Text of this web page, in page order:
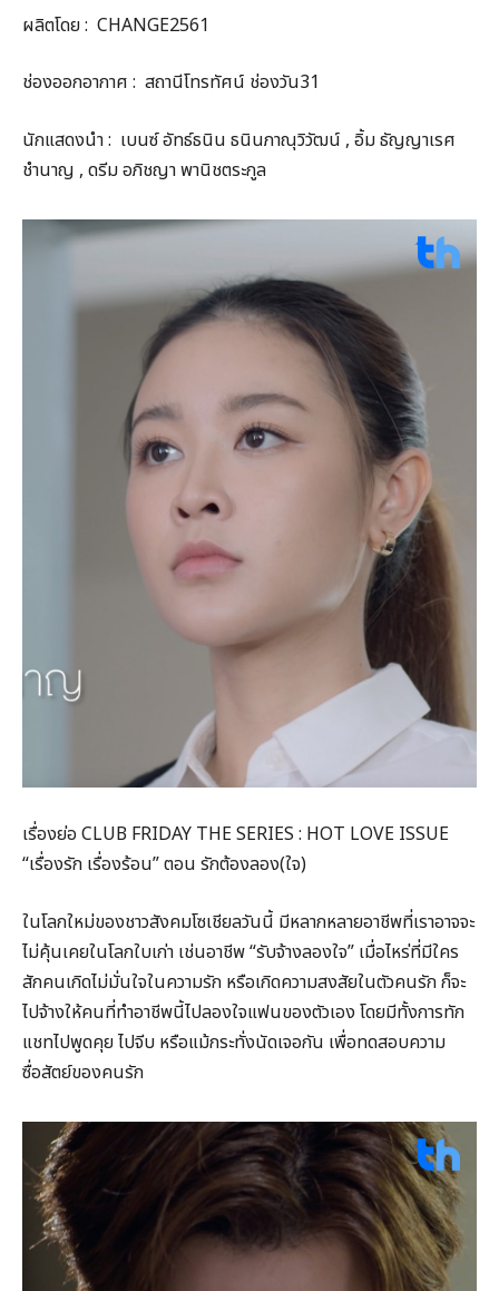
ผลิตโดย : CHANGE2561
ช่องออกอากาศ : สถานีโทรทัศน์ ช่องวัน31
นักแสดงนำ : เบนซ์ อัทธ์ธนิน ธนินภาณุวิวัฒน์ , อิ้ม ธัญญาเรศ
ชำนาญ , ดรีม อภิชญา พานิชตระกูล
เรื่องย่อ CLUB FRIDAY THE SERIES : HOT LOVE ISSUE
“เรื่องรัก เรื่องร้อน” ตอน รักต้องลอง(ใจ)
ในโลกใหม่ของชาวสังคมโซเชียลวันนี้ มีหลากหลายอาชีพที่เราอาจจะ
ไม่คุ้นเคยในโลกใบเก่า เช่นอาชีพ “รับจ้างลองใจ” เมื่อไหร่ที่มีใคร
สักคนเกิดไม่มั่นใจในความรัก หรือเกิดความสงสัยในตัวคนรัก ก็จะ
ไปจ้างให้คนที่ทำอาชีพนี้ไปลองใจแฟนของตัวเอง โดยมีทั้งการทัก
แชทไปพูดคุย ไปจีบ หรือแม้กระทั่งนัดเจอกัน เพื่อทดสอบความ
ซื่อสัตย์ของคนรัก